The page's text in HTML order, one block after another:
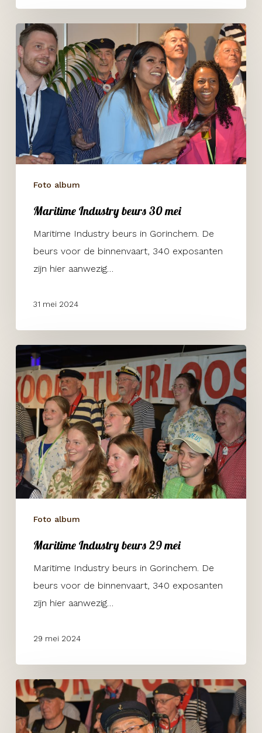
Maritime
Industry
beurs
30
mei
Foto album
Maritime Industry beurs 30 mei
Maritime Industry beurs in Gorinchem. De
beurs voor de binnenvaart, 340 exposanten
zijn hier aanwezig…
31 mei 2024
Maritime
Industry
beurs
29
mei
Foto album
Maritime Industry beurs 29 mei
Maritime Industry beurs in Gorinchem. De
beurs voor de binnenvaart, 340 exposanten
zijn hier aanwezig…
29 mei 2024
Maritime
Industry
beurs